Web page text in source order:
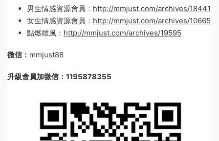
男生情感資源會員： http://mmjust.com/archives/18441
女生情感資源會員： http://mmjust.com/archives/10665
點燃雄風： http://mmjust.com/archives/19595
微信： mmjust88
升級會員加微信：1195878355